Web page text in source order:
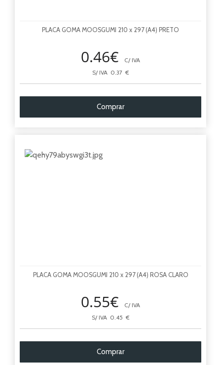
PLACA GOMA MOOSGUMI 210 x 297 (A4) PRETO
0.46€
C/ IVA
S/ IVA 0.37 €
Comprar
PLACA GOMA MOOSGUMI 210 x 297 (A4) ROSA CLARO
0.55€
C/ IVA
S/ IVA 0.45 €
Comprar